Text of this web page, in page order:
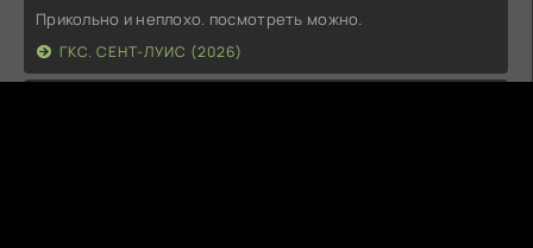
Прикольно и неплохо. посмотреть можно.
ГКС. СЕНТ-ЛУИС (2026)